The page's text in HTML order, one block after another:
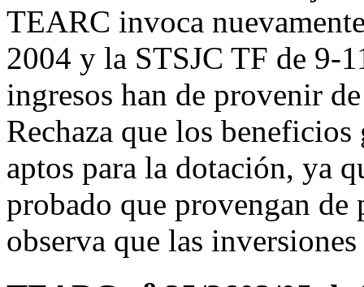
TEARC invoca
2004 y la STSJC TF de 9-
ingresos han de provenir
Rechaza que los
aptos para la dotación, ya
probado que provengan de
observa que las